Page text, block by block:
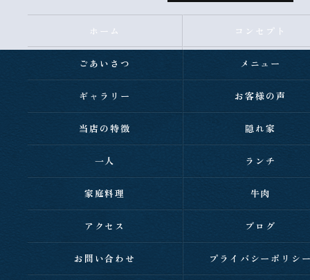
ホーム コンセプト
ごあいさつ メニュー
ギャラリー お客様の声
当店の特徴 隠れ家
一人 ランチ
家庭料理 牛肉
アクセス ブログ
お問い合わせ プライバシーポリシ